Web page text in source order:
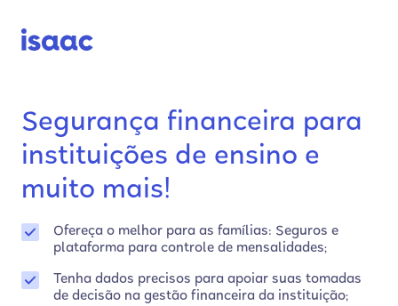
Segurança financeira para
instituições de ensino e
muito mais!
Ofereça o melhor para as famílias: Seguros e
plataforma para controle de mensalidades;
Tenha dados precisos para apoiar suas tomadas
de decisão na gestão financeira da instituição;